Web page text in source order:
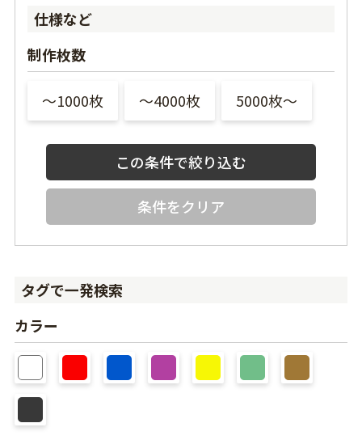
仕様など
制作枚数
〜1000枚 〜4000枚 5000枚〜
条件をクリア
タグで一発検索
カラー